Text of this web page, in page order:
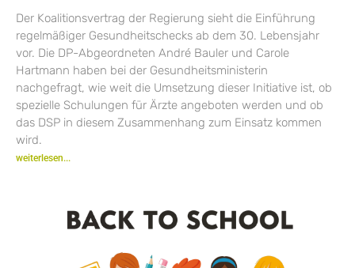
Der Koalitionsvertrag der Regierung sieht die Einführung
regelmäßiger Gesundheitschecks ab dem 30. Lebensjahr
vor. Die DP-Abgeordneten André Bauler und Carole
Hartmann haben bei der Gesundheitsministerin
nachgefragt, wie weit die Umsetzung dieser Initiative ist, ob
spezielle Schulungen für Ärzte angeboten werden und ob
das DSP in diesem Zusammenhang zum Einsatz kommen
wird.
weiterlesen...